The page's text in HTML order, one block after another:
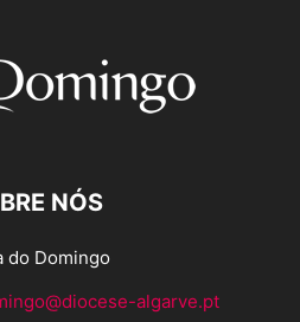
NÓS
do Domingo
algarve.pt